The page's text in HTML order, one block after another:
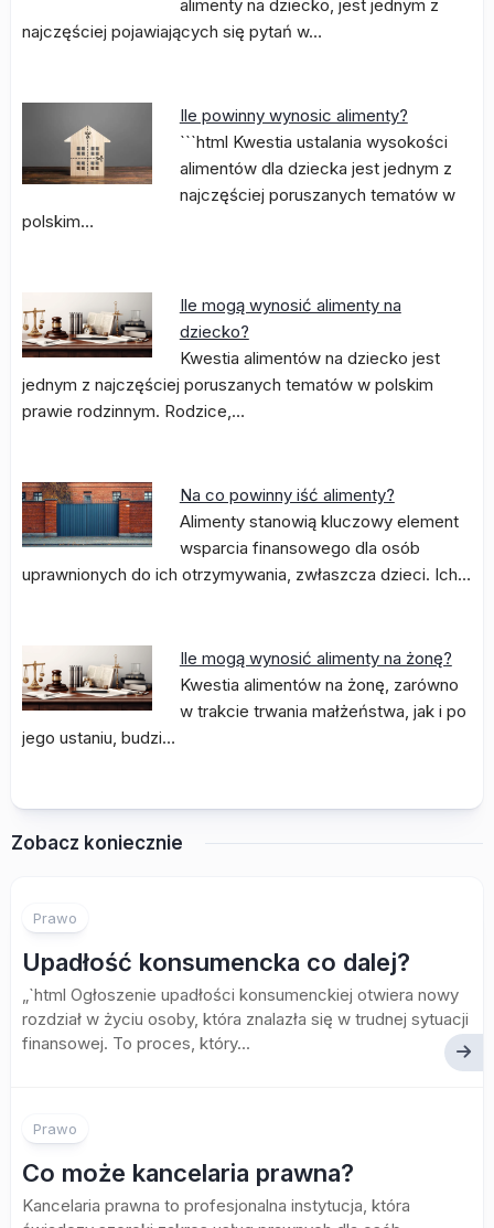
alimenty na dziecko, jest jednym z
najczęściej pojawiających się pytań w…
Ile powinny wynosic alimenty?
```html Kwestia ustalania wysokości
alimentów dla dziecka jest jednym z
najczęściej poruszanych tematów w
polskim…
Ile mogą wynosić alimenty na
dziecko?
Kwestia alimentów na dziecko jest
jednym z najczęściej poruszanych tematów w polskim
prawie rodzinnym. Rodzice,…
Na co powinny iść alimenty?
Alimenty stanowią kluczowy element
wsparcia finansowego dla osób
uprawnionych do ich otrzymywania, zwłaszcza dzieci. Ich…
Ile mogą wynosić alimenty na żonę?
Kwestia alimentów na żonę, zarówno
w trakcie trwania małżeństwa, jak i po
jego ustaniu, budzi…
Zobacz koniecznie
Prawo
Upadłość konsumencka co dalej?
„`html Ogłoszenie upadłości konsumenckiej otwiera nowy
rozdział w życiu osoby, która znalazła się w trudnej sytuacji
finansowej. To proces, który...
Prawo
Co może kancelaria prawna?
Kancelaria prawna to profesjonalna instytucja, która